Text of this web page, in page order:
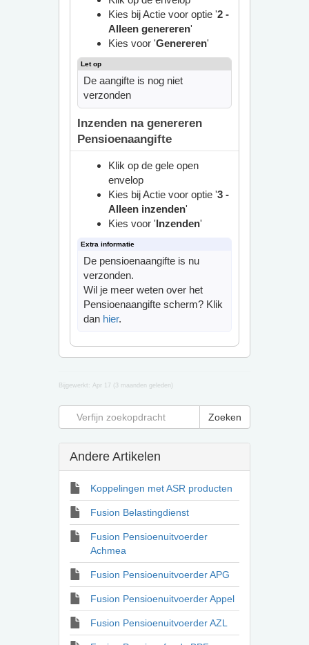
Kies bij Actie voor optie '2 -
Alleen genereren'
Kies voor 'Genereren'
De aangifte is nog niet
verzonden
Inzenden na genereren
Pensioenaangifte
Klik op de gele open
envelop
Kies bij Actie voor optie '3 -
Alleen inzenden'
Kies voor 'Inzenden'
De pensioenaangifte is nu
verzonden.
Wil je meer weten over het
Pensioenaangifte scherm? Klik
dan hier.
Bijgewerkt: Apr 17 (3 maanden geleden)
Andere Artikelen
Koppelingen met ASR producten
Fusion Belastingdienst
Fusion Pensioenuitvoerder
Achmea
Fusion Pensioenuitvoerder APG
Fusion Pensioenuitvoerder Appel
Fusion Pensioenuitvoerder AZL